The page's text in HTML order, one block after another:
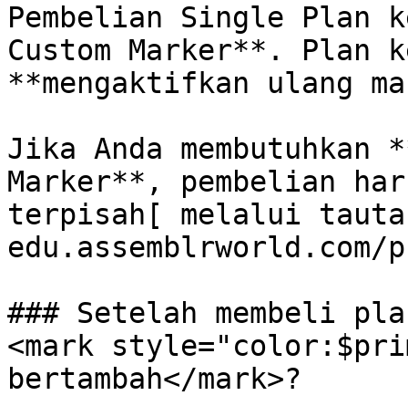
Pembelian Single Plan
Custom Marker**. Plan
**mengaktifkan ulang
Jika Anda membutuhkan
Marker**, pembelian
terpisah[ melalui
### Setelah membeli
<mark
bertambah</mark>?